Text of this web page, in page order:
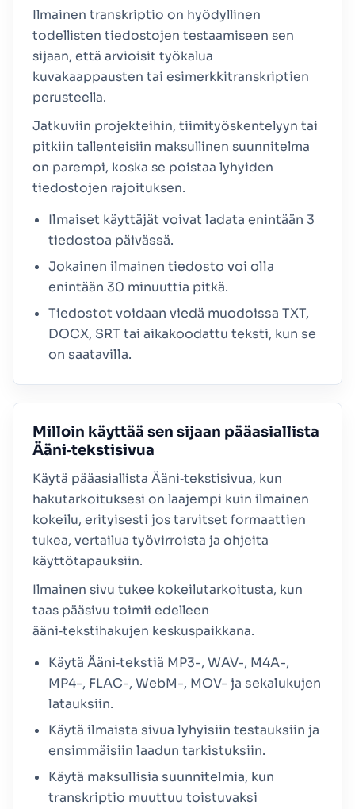
Ilmainen transkriptio on hyödyllinen
todellisten tiedostojen testaamiseen sen
sijaan, että arvioisit työkalua
kuvakaappausten tai esimerkkitranskriptien
perusteella.
Jatkuviin projekteihin, tiimityöskentelyyn tai
pitkiin tallenteisiin maksullinen suunnitelma
on parempi, koska se poistaa lyhyiden
tiedostojen rajoituksen.
Ilmaiset käyttäjät voivat ladata enintään 3
tiedostoa päivässä.
Jokainen ilmainen tiedosto voi olla
enintään 30 minuuttia pitkä.
Tiedostot voidaan viedä muodoissa TXT,
DOCX, SRT tai aikakoodattu teksti, kun se
on saatavilla.
Milloin käyttää sen sijaan pääasiallista
Ääni‑tekstisivua
Käytä pääasiallista Ääni‑tekstisivua, kun
hakutarkoituksesi on laajempi kuin ilmainen
kokeilu, erityisesti jos tarvitset formaattien
tukea, vertailua työvirroista ja ohjeita
käyttötapauksiin.
Ilmainen sivu tukee kokeilutarkoitusta, kun
taas pääsivu toimii edelleen
ääni‑tekstihakujen keskuspaikkana.
Käytä Ääni‑tekstiä MP3-, WAV-, M4A-,
MP4-, FLAC-, WebM-, MOV- ja sekalukujen
latauksiin.
Käytä ilmaista sivua lyhyisiin testauksiin ja
ensimmäisiin laadun tarkistuksiin.
Käytä maksullisia suunnitelmia, kun
transkriptio muuttuu toistuvaksi